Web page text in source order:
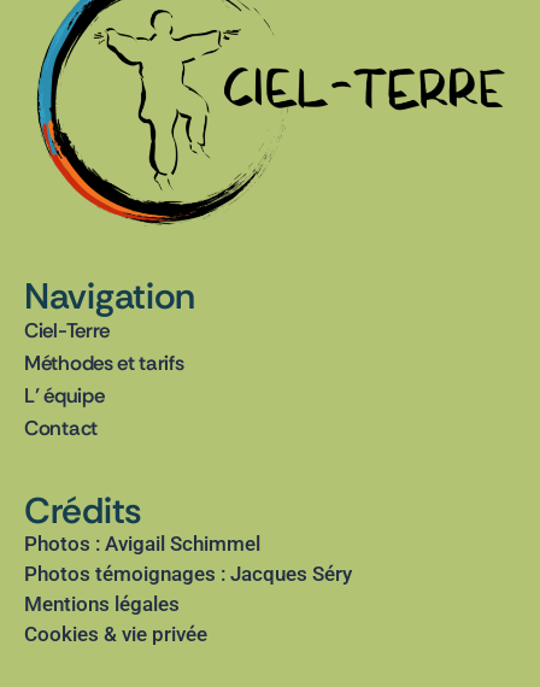
Navigation
Ciel-Terre
Méthodes et tarifs
L’ équipe
Contact
Crédits
Photos : Avigail Schimmel
Photos témoignages : Jacques Séry
Mentions légales
Cookies & vie privée